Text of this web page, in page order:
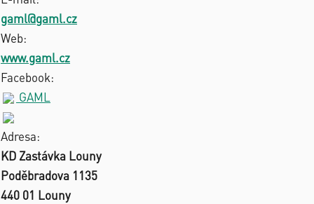
gaml@gaml.cz
Web:
www.gaml.cz
Facebook:
GAML
Adresa:
KD Zastávka Louny
Poděbradova 1135
440 01 Louny